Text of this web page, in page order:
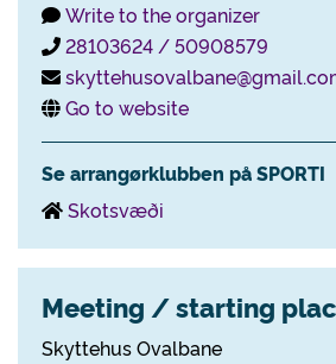
Write to the organizer
28103624 / 50908579
Go to website
Se arrangørklubben på SPORTI
Skotsvæði
Meeting / starting
Skyttehus Ovalbane